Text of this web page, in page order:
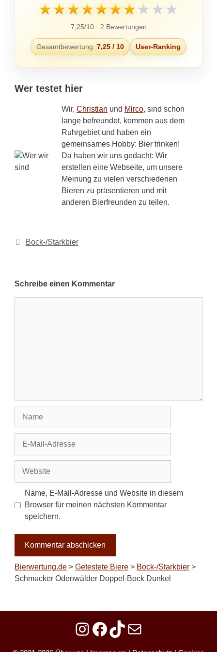
★★★★★★★★★★
7,25/10 · 2 Bewertungen
Gesamtbewertung: 7,25 / 10 User-Ranking
Wer testet hier
Wir, Christian und Mirco, sind schon
lange befreundet, kommen aus dem
Ruhrgebiet und haben ein
gemeinsames Hobby: Bier trinken!
Da haben wir uns gedacht: Wir
erstellen eine Webseite, um unsere
Meinung zu vielen verschiedenen
Bieren zu präsentieren und mit
anderen Bierfreunden zu teilen.
Kategorien
Bock-/Starkbier
Schreibe einen Kommentar
Adresse
Name, E-Mail-Adresse und Website in diesem
Browser für meinen nächsten Kommentar
speichern.
Bierwertung.de > Getestete Biere > Bock-/Starkbier >
Schmucker Odenwälder Doppel-Bock Dunkel
Instagram
Facebook
TikTok
E-Mail